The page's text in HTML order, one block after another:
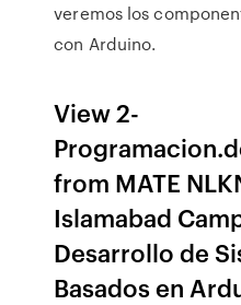
veremos los
con Arduino.
View 2-
from MATE
Islamabad
Desarrollo de
Basados en